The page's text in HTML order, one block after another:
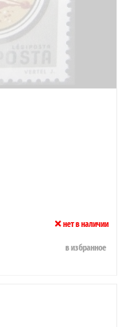
нет в наличии
в избранное